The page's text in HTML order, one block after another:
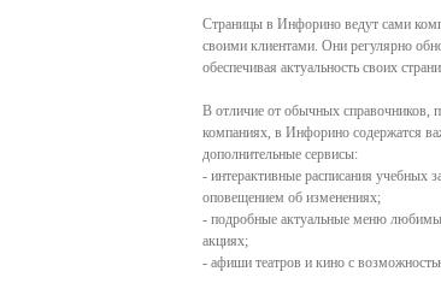
Страницы в Инфорино ведут сами
своими клиентами. Они регулярно
обеспечивая актуальность своих
В отличие от обычных справочников,
компаниях, в Инфорино содержатся
дополнительные сервисы:
- интерактивные расписания учебных
оповещением об изменениях;
- подробные актуальные меню
акциях;
- афиши театров и кино с